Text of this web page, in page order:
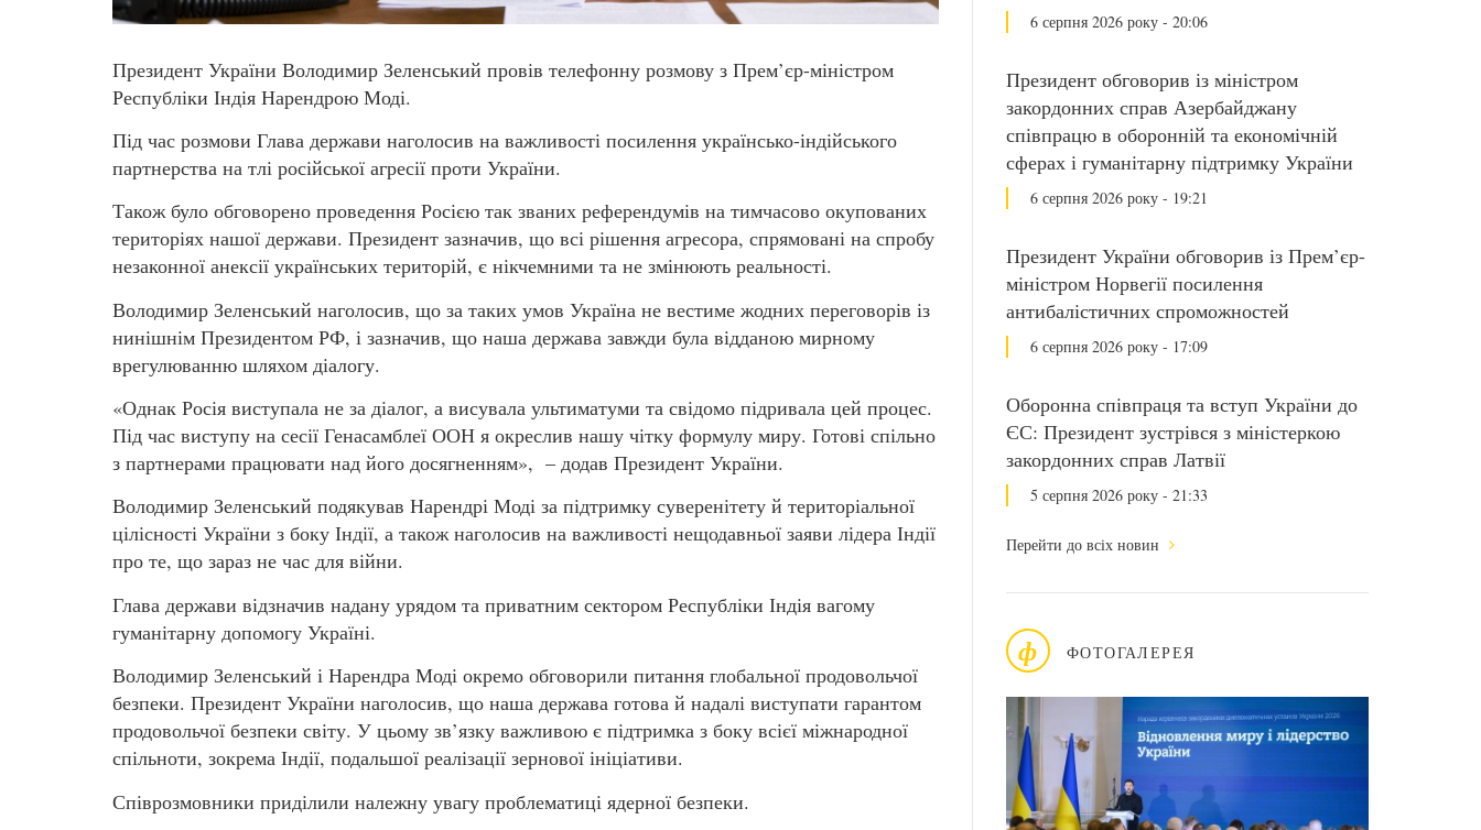
6 серпня 2026 року - 20:06
Президент обговорив із міністром
закордонних справ Азербайджану
співпрацю в оборонній та економічній
сферах і гуманітарну підтримку України
6 серпня 2026 року - 19:21
Президент України обговорив із Прем’єр-
міністром Норвегії посилення
антибалістичних спроможностей
6 серпня 2026 року - 17:09
Оборонна співпраця та вступ України до
ЄС: Президент зустрівся з міністеркою
закордонних справ Латвії
5 серпня 2026 року - 21:33
Перейти до всіх новин
ф ФОТОГАЛЕРЕЯ
Президент України Володимир Зеленський провів телефонну розмову з Прем’єр-міністром
Республіки Індія Нарендрою Моді.
Під час розмови Глава держави наголосив на важливості посилення українсько-індійського
партнерства на тлі російської агресії проти України.
Також було обговорено проведення Росією так званих референдумів на тимчасово окупованих
територіях нашої держави. Президент зазначив, що всі рішення агресора, спрямовані на спробу
незаконної анексії українських територій, є нікчемними та не змінюють реальності.
Володимир Зеленський наголосив, що за таких умов Україна не вестиме жодних переговорів із
нинішнім Президентом РФ, і зазначив, що наша держава завжди була відданою мирному
врегулюванню шляхом діалогу.
«Однак Росія виступала не за діалог, а висувала ультиматуми та свідомо підривала цей процес.
Під час виступу на сесії Генасамблеї ООН я окреслив нашу чітку формулу миру. Готові спільно
з партнерами працювати над його досягненням», – додав Президент України.
Володимир Зеленський подякував Нарендрі Моді за підтримку суверенітету й територіальної
цілісності України з боку Індії, а також наголосив на важливості нещодавньої заяви лідера Індії
про те, що зараз не час для війни.
Глава держави відзначив надану урядом та приватним сектором Республіки Індія вагому
гуманітарну допомогу Україні.
Володимир Зеленський і Нарендра Моді окремо обговорили питання глобальної продовольчої
безпеки. Президент України наголосив, що наша держава готова й надалі виступати гарантом
продовольчої безпеки світу. У цьому зв’язку важливою є підтримка з боку всієї міжнародної
спільноти, зокрема Індії, подальшої реалізації зернової ініціативи.
Співрозмовники приділили належну увагу проблематиці ядерної безпеки.